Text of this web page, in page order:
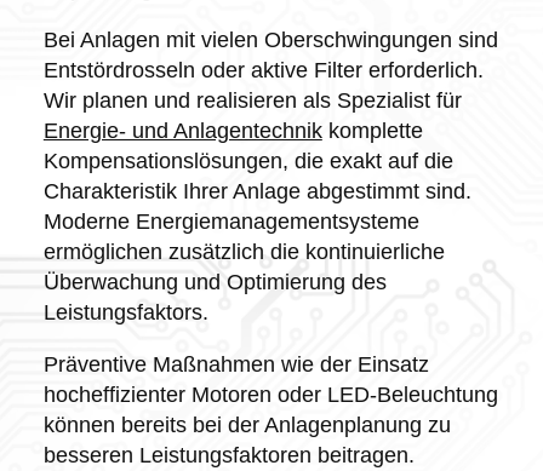
Bei Anlagen mit vielen Oberschwingungen sind
Entstördrosseln oder aktive Filter erforderlich.
Wir planen und realisieren als Spezialist für
Energie- und Anlagentechnikkomplette
Kompensationslösungen, die exakt auf die
Charakteristik Ihrer Anlage abgestimmt sind.
Moderne Energiemanagementsysteme
ermöglichen zusätzlich die kontinuierliche
Überwachung und Optimierung des
Leistungsfaktors.
Präventive Maßnahmen wie der Einsatz
hocheffizienter Motoren oder LED-Beleuchtung
können bereits bei der Anlagenplanung zu
besseren Leistungsfaktoren beitragen.